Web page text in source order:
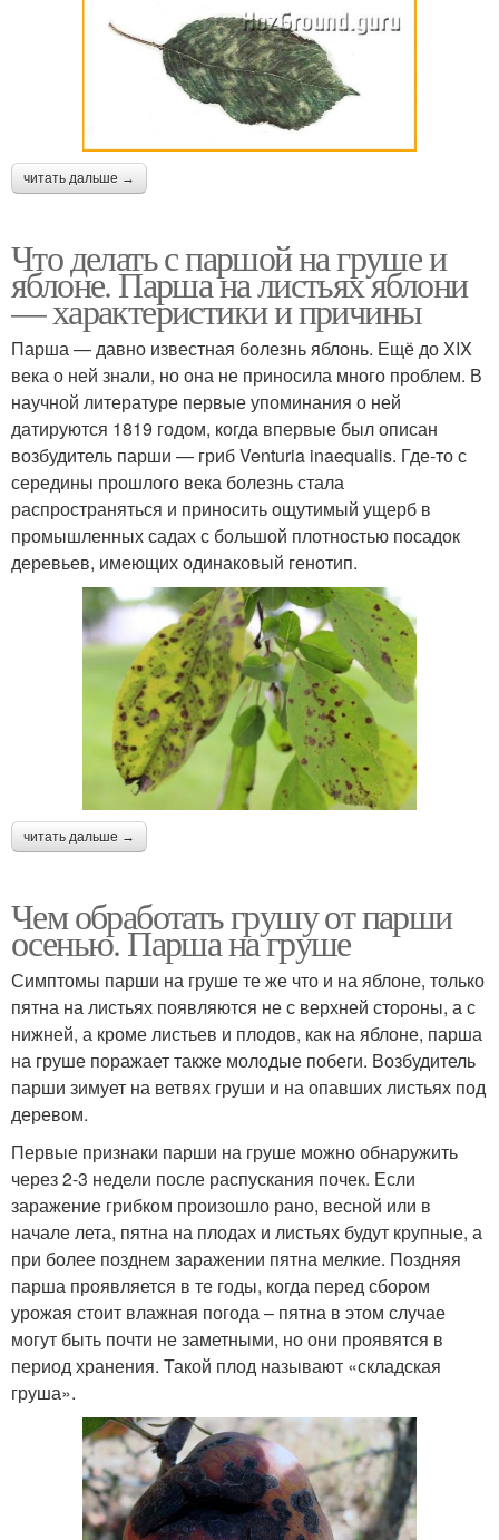
читать дальше →
Что делать с паршой на груше и
яблоне. Парша на листьях яблони
— характеристики и причины
Парша — давно известная болезнь яблонь. Ещё до XIX
века о ней знали, но она не приносила много проблем. В
научной литературе первые упоминания о ней
датируются 1819 годом, когда впервые был описан
возбудитель парши — гриб Venturia inaequalis. Где-то с
середины прошлого века болезнь стала
распространяться и приносить ощутимый ущерб в
промышленных садах с большой плотностью посадок
деревьев, имеющих одинаковый генотип.
читать дальше →
Чем обработать грушу от парши
осенью. Парша на груше
Симптомы парши на груше те же что и на яблоне, только
пятна на листьях появляются не с верхней стороны, а с
нижней, а кроме листьев и плодов, как на яблоне, парша
на груше поражает также молодые побеги. Возбудитель
парши зимует на ветвях груши и на опавших листьях под
деревом.
Первые признаки парши на груше можно обнаружить
через 2-3 недели после распускания почек. Если
заражение грибком произошло рано, весной или в
начале лета, пятна на плодах и листьях будут крупные, а
при более позднем заражении пятна мелкие. Поздняя
парша проявляется в те годы, когда перед сбором
урожая стоит влажная погода – пятна в этом случае
могут быть почти не заметными, но они проявятся в
период хранения. Такой плод называют «складская
груша».